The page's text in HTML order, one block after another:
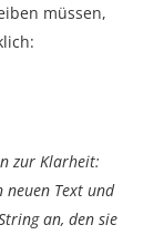
müssen,
zur Klarheit:
Text und
an, den sie